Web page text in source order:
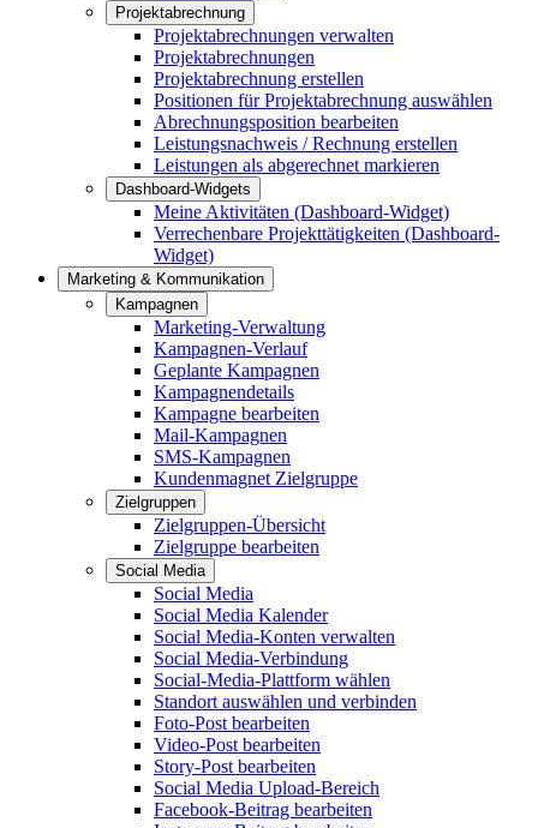
Projektabrechnung
Projektabrechnungen verwalten
Projektabrechnungen
Projektabrechnung erstellen
Positionen für Projektabrechnung auswählen
Abrechnungsposition bearbeiten
Leistungsnachweis / Rechnung erstellen
Leistungen als abgerechnet markieren
Dashboard-Widgets
Meine Aktivitäten (Dashboard-Widget)
Verrechenbare Projekttätigkeiten (Dashboard-
Widget)
Marketing & Kommunikation
Kampagnen
Marketing-Verwaltung
Kampagnen-Verlauf
Geplante Kampagnen
Kampagnendetails
Kampagne bearbeiten
Mail-Kampagnen
SMS-Kampagnen
Kundenmagnet Zielgruppe
Zielgruppen
Zielgruppen-Übersicht
Zielgruppe bearbeiten
Social Media
Social Media
Social Media Kalender
Social Media-Konten verwalten
Social Media-Verbindung
Social-Media-Plattform wählen
Standort auswählen und verbinden
Foto-Post bearbeiten
Video-Post bearbeiten
Story-Post bearbeiten
Social Media Upload-Bereich
Facebook-Beitrag bearbeiten